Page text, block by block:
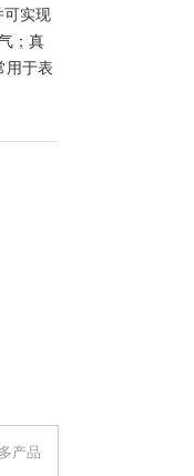
可实现
；真
用于表
产品